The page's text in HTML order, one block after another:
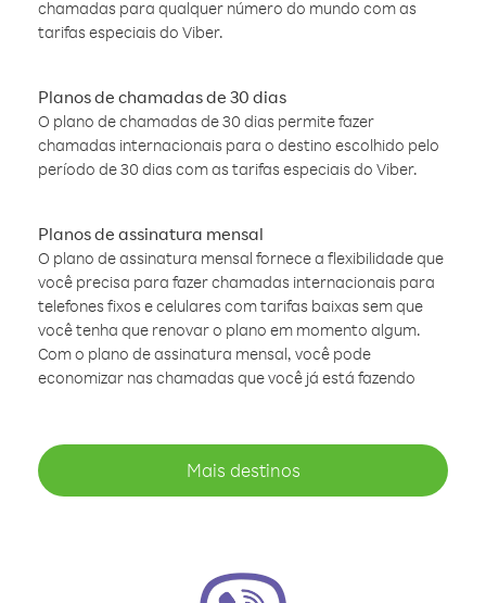
chamadas para qualquer número do mundo com as
tarifas especiais do Viber.
Planos de chamadas de 30 dias
O plano de chamadas de 30 dias permite fazer
chamadas internacionais para o destino escolhido pelo
período de 30 dias com as tarifas especiais do Viber.
Planos de assinatura mensal
O plano de assinatura mensal fornece a flexibilidade que
você precisa para fazer chamadas internacionais para
telefones fixos e celulares com tarifas baixas sem que
você tenha que renovar o plano em momento algum.
Com o plano de assinatura mensal, você pode
economizar nas chamadas que você já está fazendo
Mais destinos